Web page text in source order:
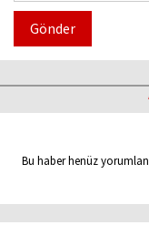
Gönder
Bu haber henüz